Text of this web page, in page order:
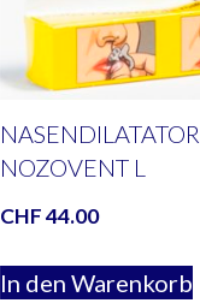
NASENDILATATOR
NOZOVENT L
CHF44.00
In den Warenkorb